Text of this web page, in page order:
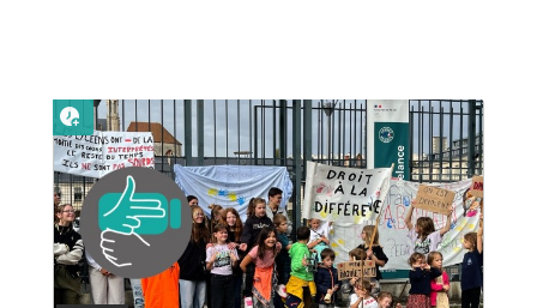
Lire plus tard